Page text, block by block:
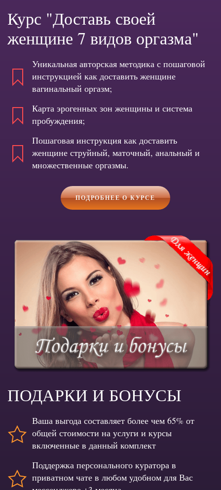
Курс "Доставь своей
женщине 7 видов оргазма"
Уникальная авторская методика с пошаговой
инструкцией как доставить женщине
вагинальный оргазм;
Карта эрогенных зон женщины и система
пробуждения;
Пошаговая инструкция как доставить
женщине струйный, маточный, анальный и
множественные оргазмы.
ПОДРОБНЕЕ О КУРСЕ
ПОДАРКИ И БОНУСЫ
Ваша выгода составляет более чем 65% от
общей стоимости на услуги и курсы
включенные в данный комплект
Поддержка персонального куратора в
приватном чате в любом удобном для Вас